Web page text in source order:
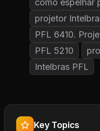
projetor
PFL 6410.
PFL 5210
Intelbras PFL
Key Topics